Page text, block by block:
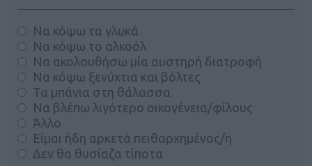
Να κόψω τα γλυκά
Να κόψω το αλκοόλ
Να ακολουθήσω μία αυστηρή διατροφή
Να κόψω ξενύχτια και βόλτες
Τα μπάνια στη θάλασσα
Να βλέπω λιγότερο οικογένεια/φίλους
Άλλο
Είμαι ήδη αρκετά πειθαρχημένος/η
Δεν θα θυσίαζα τίποτα